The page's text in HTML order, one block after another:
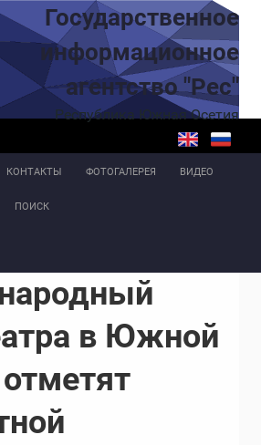
содержанию
Государственное
информационное
агентство "Рес"
Республика Южная Осетия
КОНТАКТЫ ФОТОГАЛЕРЕЯ ВИДЕО
ПОИСК
в Южной